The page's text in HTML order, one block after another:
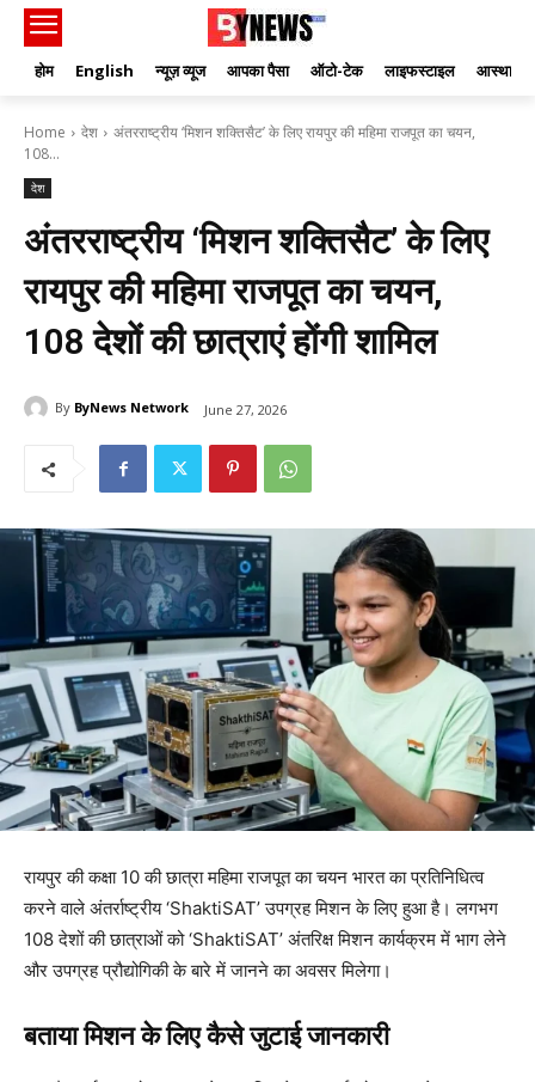
होम English न्यूज़ व्यूज आपका पैसा ऑटो-टेक लाइफस्टाइल आस्था
Home देश
अंतरराष्ट्रीय ‘मिशन शक्तिसैट’ के लिए रायपुर की महिमा राजपूत का चयन,
108...
देश
अंतरराष्ट्रीय ‘मिशन शक्तिसैट’ के लिए
रायपुर की महिमा राजपूत का चयन,
108 देशों की छात्राएं होंगी शामिल
By ByNews Network June 27, 2026
रायपुर की कक्षा 10 की छात्रा महिमा राजपूत का चयन भारत का प्रतिनिधित्व
करने वाले अंतर्राष्ट्रीय ‘ShaktiSAT’ उपग्रह मिशन के लिए हुआ है। लगभग
108 देशों की छात्राओं को ‘ShaktiSAT’ अंतरिक्ष मिशन कार्यक्रम में भाग लेने
और उपग्रह प्रौद्योगिकी के बारे में जानने का अवसर मिलेगा।
बताया मिशन के लिए कैसे जुटाई जानकारी